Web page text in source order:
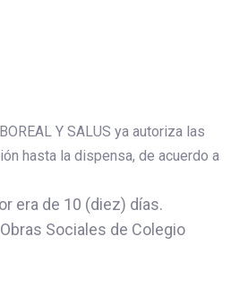
Y SALUS ya autoriza las
hasta la dispensa, de acuerdo a
era de 10 (diez) días.
Sociales de Colegio